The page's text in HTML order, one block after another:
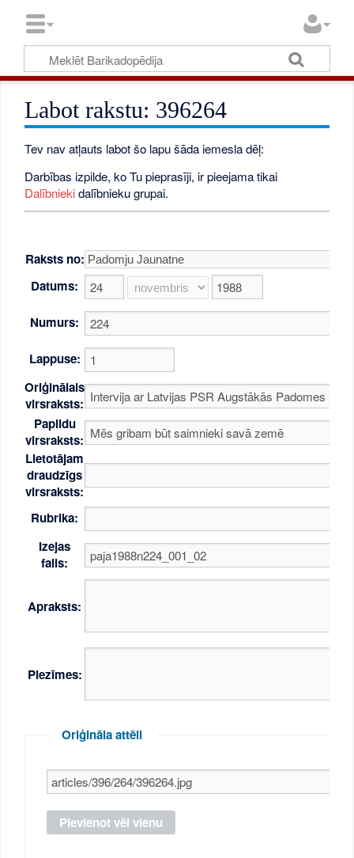
Labot rakstu: 396264
Tev nav atļauts labot šo lapu šāda iemesla dēļ:
Darbības izpilde, ko Tu pieprasīji, ir pieejama tikai
Dalībniekidalībnieku grupai.
Raksts no:
Datums:
Numurs:
Lappuse:
Oriģinālais
virsraksts:
Papildu
virsraksts:
Lietotājam
draudzīgs
virsraksts:
Rubrika:
Izejas
fails:
Apraksts:
Piezīmes:
Oriģināla attēli